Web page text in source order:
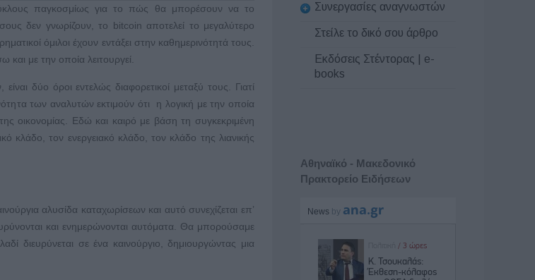
παγκοσμίως για το πώς θα μπορέσουν να το
δεν γνωρίζουν, το bitcoin αποτελεί το μεγαλύτερο
όμιλοι έχουν εντάξει στην καθημερινότητά τους.
με την οποία λειτουργεί.
δύο όροι εντελώς διαφορετικοί μεταξύ τους. Γιατί
των αναλυτών εκτιμούν ότι η λογική με την οποία
οικονομίας. Εδώ και καιρό με βάση τη συγκεκριμένη
κλάδο, τον ενεργειακό κλάδο, τον κλάδο της λιανικής
αλυσίδα καταχωρίσεων και αυτό συνεχίζεται επ’
και ενημερώνονται αυτόματα. Θα μπορούσαμε
διευρύνεται σε ένα καινούργιο, δημιουργώντας μια
Συνεργασίες αναγνωστών
Στείλε το δικό σου άρθρο
Εκδόσεις Στέντορας | e-
books
Αθηναϊκό - Μακεδονικό
Πρακτορείο Ειδήσεων